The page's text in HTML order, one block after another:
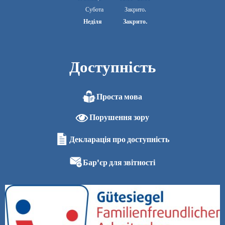
З 08:00 до 13:00
Субота
Закрито.
Неділя
Закрито.
Доступність
Проста мова
Порушення зору
Декларація про доступність
Бар'єр для звітності